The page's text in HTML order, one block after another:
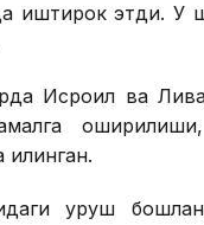
иштирок этди.
Исроил ва
уруш